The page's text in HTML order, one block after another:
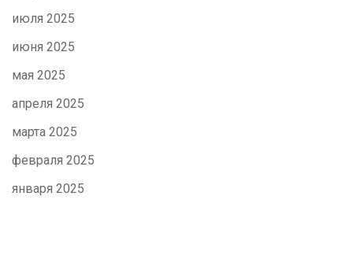
июля 2025
июня 2025
мая 2025
апреля 2025
марта 2025
февраля 2025
января 2025